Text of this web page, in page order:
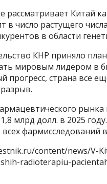
рассматривает Китай
в число растущего
в области
КНР приняло
мировым лидером в
прогресс, страна все
млрд долл. в 2025
всех
content/news/V-
radioterapiu-